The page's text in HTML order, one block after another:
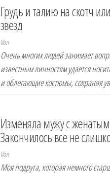
Грудь и талию на скотч
звезд
Von
Очень многих людей занимает
известным личностям удается
и облегающие костюмы, сохраняя
Изменяла мужу с
Закончилось все не
Von
Моя подруга, которая немного